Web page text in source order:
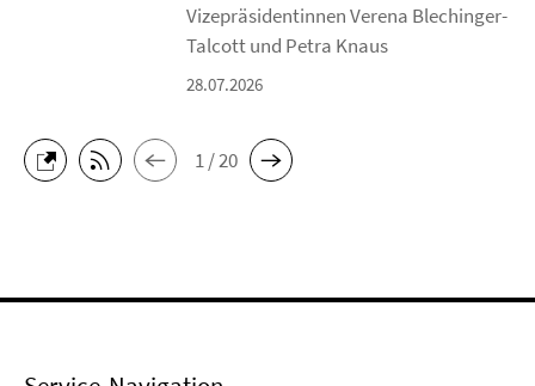
Vizepräsidentinnen Verena Blechinger-
Talcott und Petra Knaus
28.07.2026
1 / 20